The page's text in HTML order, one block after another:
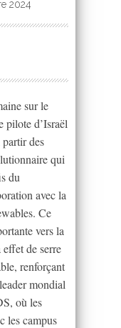
2024
sur le
pilote d’Israël
des
qui
du
avec la
Ce
vers la
de serre
renforçant
mondial
où les
les campus